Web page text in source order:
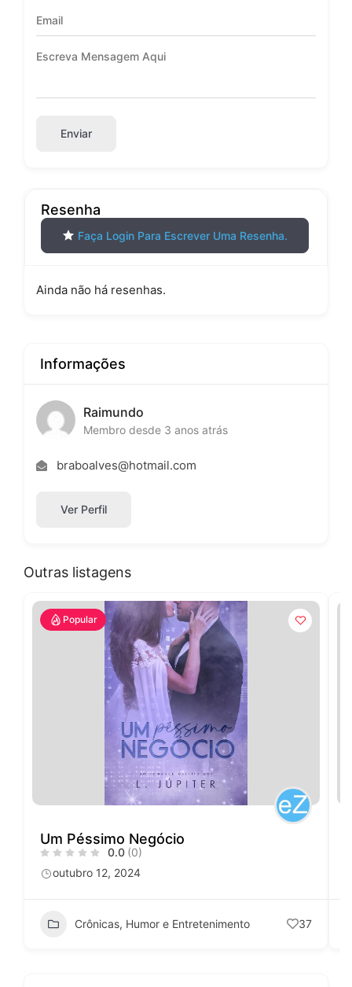
Enviar
Resenha
Faça Login Para Escrever Uma Resenha.
Ainda não há resenhas.
Informações
Raimundo
Membro desde 3 anos atrás
braboalves@hotmail.com
Ver Perfil
Outras listagens
Popular
Um Péssimo Negócio
0.0 (0)
outubro 12, 2024
Crônicas, Humor e Entretenimento 37